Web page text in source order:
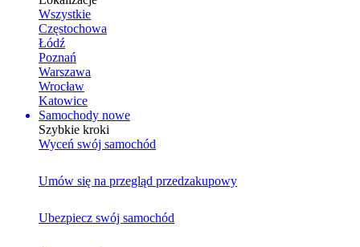
Wszystkie
Częstochowa
Łódź
Poznań
Warszawa
Wrocław
Katowice
Samochody nowe
Szybkie kroki
Wyceń swój samochód
Umów się na przegląd przedzakupowy
Ubezpiecz swój samochód